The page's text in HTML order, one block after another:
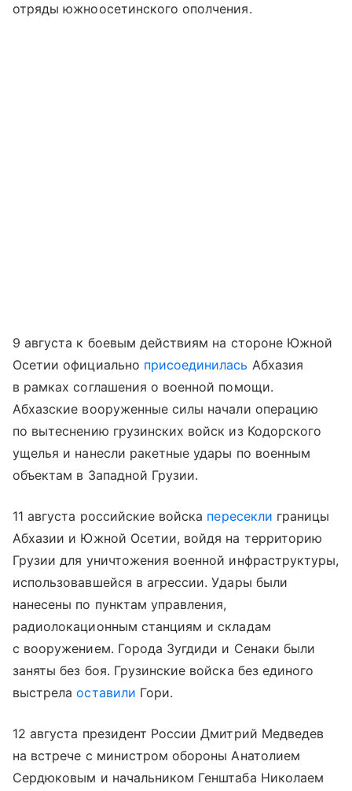
отряды южноосетинского ополчения.
9 августа к боевым действиям на стороне Южной
Осетии официально присоединилась Абхазия
в рамках соглашения о военной помощи.
Абхазские вооруженные силы начали операцию
по вытеснению грузинских войск из Кодорского
ущелья и нанесли ракетные удары по военным
объектам в Западной Грузии.
11 августа российские войска пересекли границы
Абхазии и Южной Осетии, войдя на территорию
Грузии для уничтожения военной инфраструктуры,
использовавшейся в агрессии. Удары были
нанесены по пунктам управления,
радиолокационным станциям и складам
с вооружением. Города Зугдиди и Сенаки были
заняты без боя. Грузинские войска без единого
выстрелаоставили Гори.
12 августа президент России Дмитрий Медведев
на встрече с министром обороны Анатолием
Сердюковым и начальником Генштаба Николаем